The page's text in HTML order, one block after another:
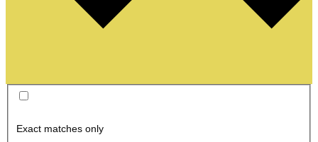
Exact matches only